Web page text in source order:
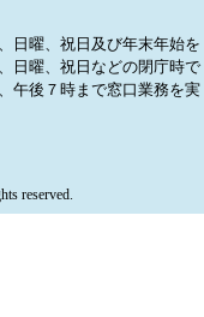
日曜、祝日及び年末年始を
日曜、祝日などの閉庁時で
午後７時まで窓口業務を実
reserved.